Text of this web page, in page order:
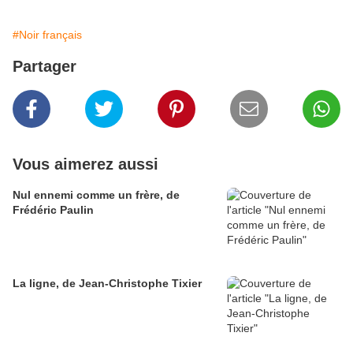
#Noir français
Partager
Vous aimerez aussi
Nul ennemi comme un frère, de
Frédéric Paulin
La ligne, de Jean-Christophe Tixier